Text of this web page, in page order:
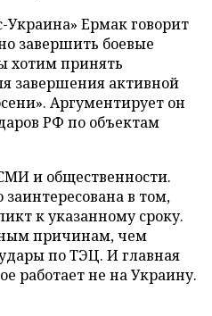
Ермак говорит
завершить боевые
хотим принять
завершения активной
Аргументирует он
РФ по объектам
и общественности.
в том,
к указанному сроку.
причинам, чем
по ТЭЦ. И главная
работает не на Украину.